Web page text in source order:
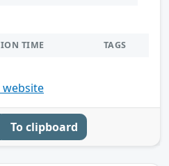
TIME TAGS
website
To clipboard